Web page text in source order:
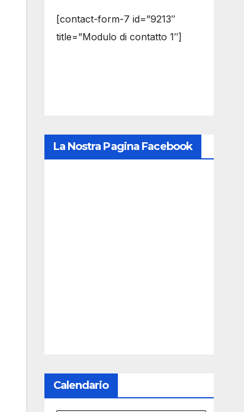
[contact-form-7 id=”9213″
title=”Modulo di contatto 1″]
La Nostra Pagina Facebook
Calendario